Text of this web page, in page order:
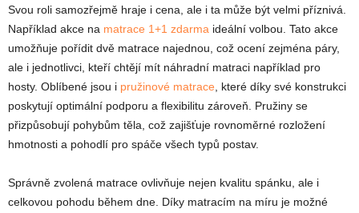
Svou roli samozřejmě hraje i cena, ale i ta může být velmi příznivá.
Například akce na matrace 1+1 zdarma ideální volbou. Tato akce
umožňuje pořídit dvě matrace najednou, což ocení zejména páry,
ale i jednotlivci, kteří chtějí mít náhradní matraci například pro
hosty. Oblíbené jsou i pružinové matrace, které díky své konstrukci
poskytují optimální podporu a flexibilitu zároveň. Pružiny se
přizpůsobují pohybům těla, což zajišťuje rovnoměrné rozložení
hmotnosti a pohodlí pro spáče všech typů postav.
Správně zvolená matrace ovlivňuje nejen kvalitu spánku, ale i
celkovou pohodu během dne. Díky matracím na míru je možné